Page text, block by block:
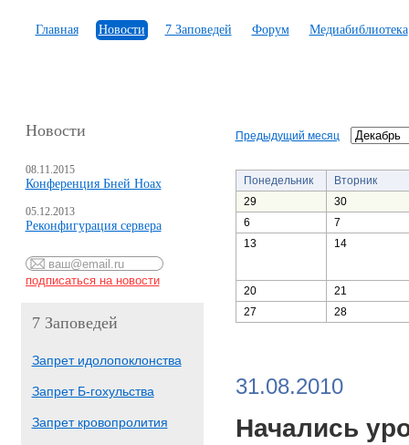
Главная Новости 7 Заповедей Форум Медиабиблиотека
Новости
08.11.2015
Конференция Бней Ноах
05.12.2013
Реконфигурация сервера
7 Заповедей
Запрет идолопоклонства
Запрет Б-гохульства
Запрет кровопролития
Предыдущий месяц
Понедельник
Вторник
29
30
6
7
13
14
20
21
27
28
31.08.2010
Начались